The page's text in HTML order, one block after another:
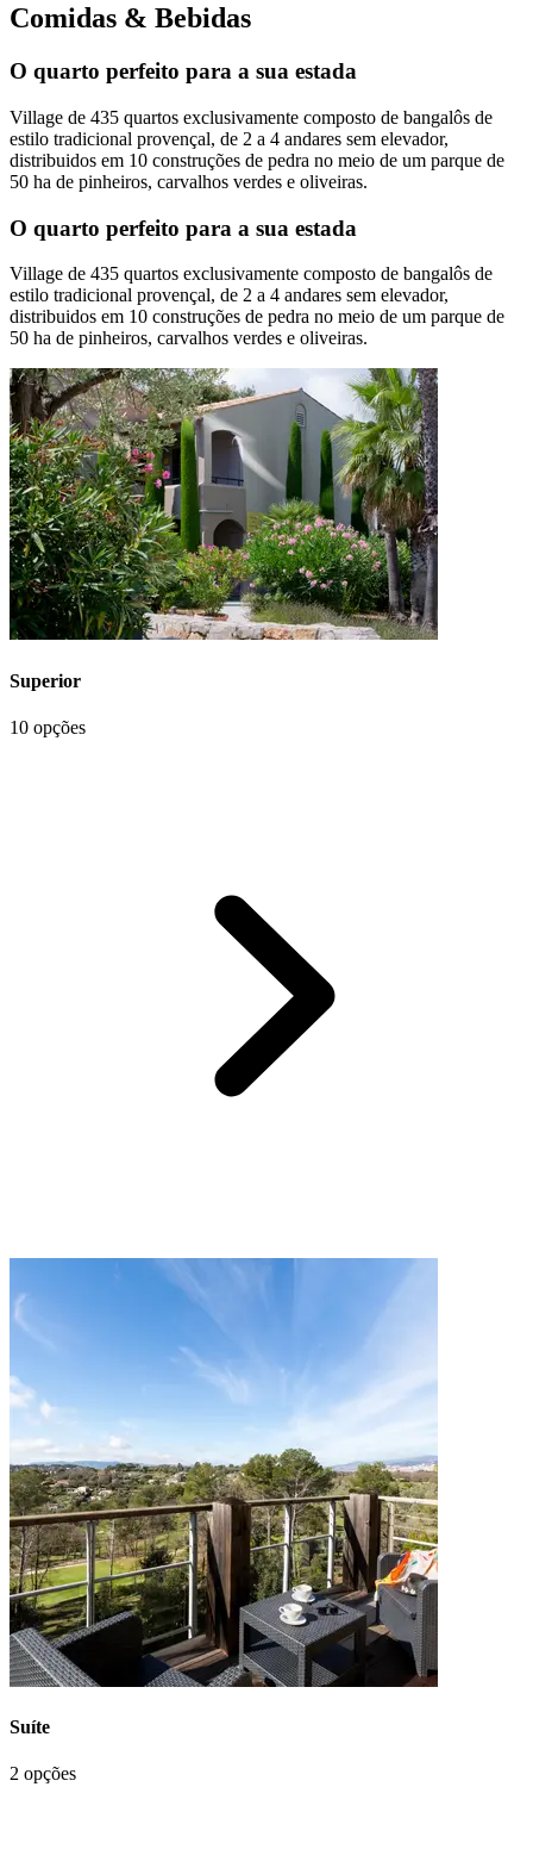
Comidas & Bebidas
O quarto perfeito para a sua estada
Village de 435 quartos exclusivamente composto de bangalôs de
estilo tradicional provençal, de 2 a 4 andares sem elevador,
distribuidos em 10 construções de pedra no meio de um parque de
50 ha de pinheiros, carvalhos verdes e oliveiras.
O quarto perfeito para a sua estada
Village de 435 quartos exclusivamente composto de bangalôs de
estilo tradicional provençal, de 2 a 4 andares sem elevador,
distribuidos em 10 construções de pedra no meio de um parque de
50 ha de pinheiros, carvalhos verdes e oliveiras.
Superior
10 opções
Suíte
2 opções